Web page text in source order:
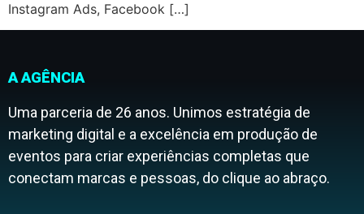
Instagram Ads, Facebook […]
A AGÊNCIA
Uma parceria de 26 anos. Unimos estratégia de
marketing digital e a excelência em produção de
eventos para criar experiências completas que
conectam marcas e pessoas, do clique ao abraço.